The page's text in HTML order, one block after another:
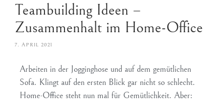
Teambuilding Ideen –
Zusammenhalt im Home-Office
7. APRIL 2021
Arbeiten in der Jogginghose und auf dem gemütlichen
Sofa. Klingt auf den ersten Blick gar nicht so schlecht.
Home-Office steht nun mal für Gemütlichkeit. Aber: